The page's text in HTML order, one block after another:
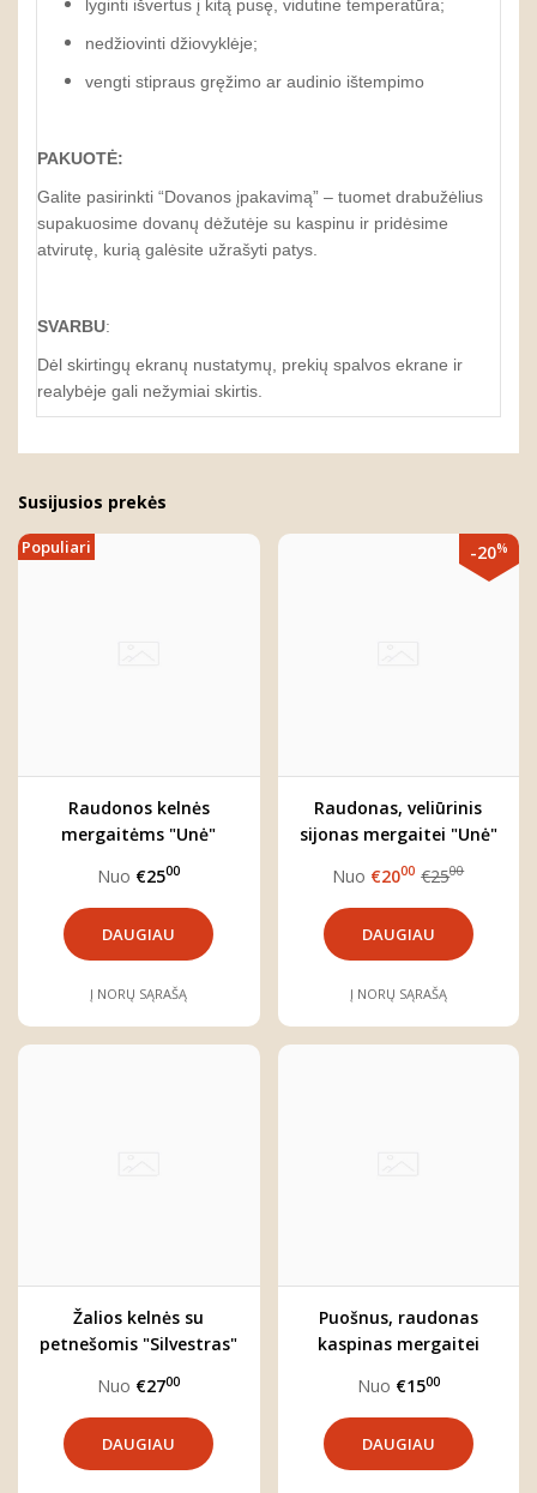
lyginti išvertus į kitą pusę, vidutine temperatūra;
nedžiovinti džiovyklėje;
vengti stipraus gręžimo ar audinio ištempimo
PAKUOTĖ:
Galite pasirinkti “Dovanos įpakavimą” – tuomet drabužėlius
supakuosime dovanų dėžutėje su kaspinu ir pridėsime
atvirutę, kurią galėsite užrašyti patys.
SVARBU:
Dėl skirtingų ekranų nustatymų, prekių spalvos ekrane ir
realybėje gali nežymiai skirtis.
Susijusios prekės
Populiari
Raudonos kelnės
mergaitėms "Unė"
Nuo €2500
DAUGIAU
Į NORŲ SĄRAŠĄ
-20%
Raudonas, veliūrinis
sijonas mergaitei "Unė"
Nuo €2000 €2500
DAUGIAU
Į NORŲ SĄRAŠĄ
Žalios kelnės su
petnešomis "Silvestras"
Nuo €2700
DAUGIAU
Puošnus, raudonas
kaspinas mergaitei
Nuo €1500
DAUGIAU